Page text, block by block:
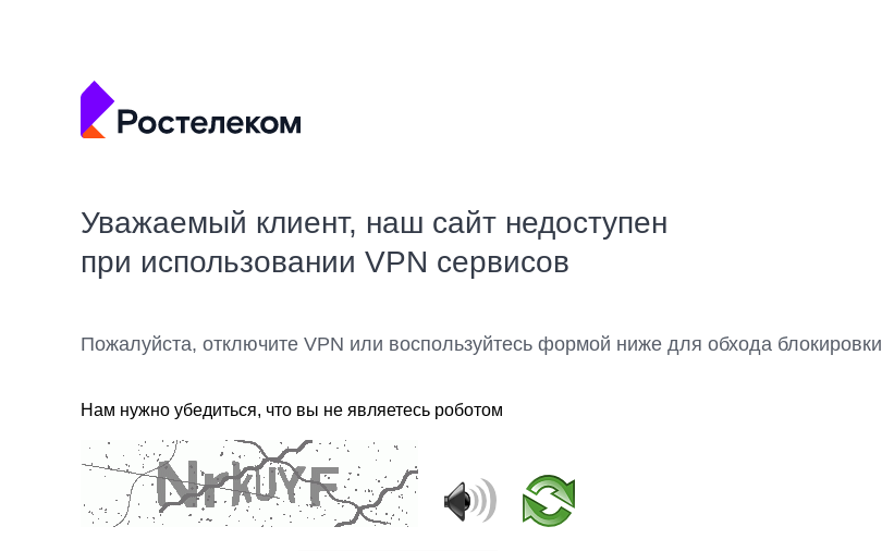
Уважаемый клиент, наш сайт недоступен
при использовании VPN сервисов
Пожалуйста, отключите VPN или воспользуйтесь формой ниже для обхода блокировки
Нам нужно убедиться, что вы не являетесь роботом